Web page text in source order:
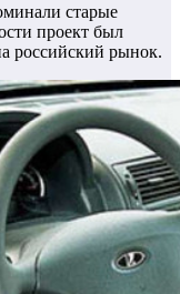
старые
проект был
российский рынок.